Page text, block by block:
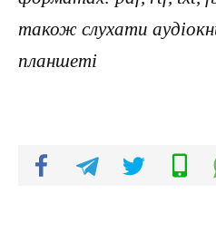
також слухати
планшеті